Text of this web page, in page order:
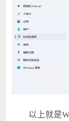
以上就是